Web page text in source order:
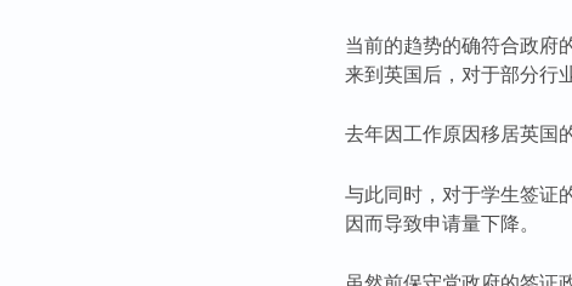
当前的趋势的确符合政府
来到英国后，对于部分行
去年因工作原因移居英国
与此同时，对于学生签证
因而导致申请量下降。